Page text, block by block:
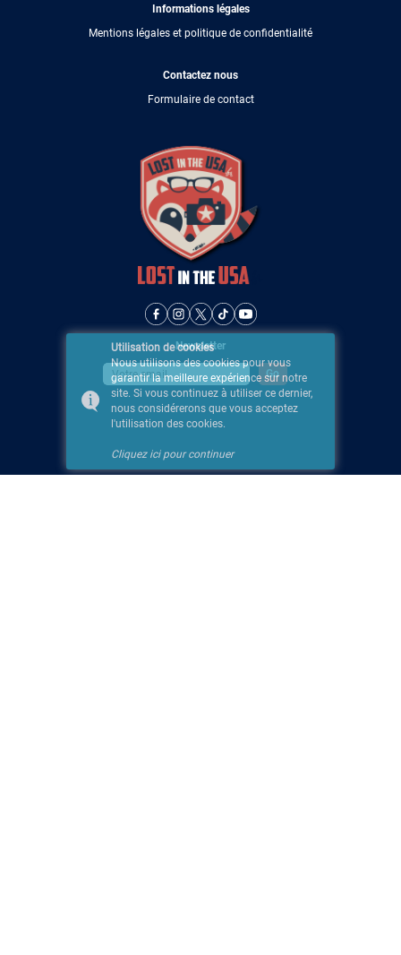
Informations légales
Mentions légales et politique de confidentialité
Contactez nous
Formulaire de contact
Newsletter
Utilisation de cookies
Nous utilisons des cookies pour vous
garantir la meilleure expérience sur notre
site. Si vous continuez à utiliser ce dernier,
nous considérerons que vous acceptez
l'utilisation des cookies.
Cliquez ici pour continuer